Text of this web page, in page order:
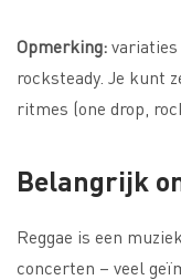
Opmerking:
rocksteady. Je kunt
ritmes (one drop,
Belangrijk
Reggae is een
concerten – veel